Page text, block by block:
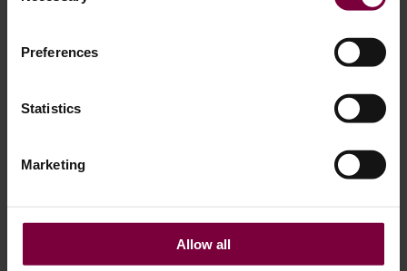
Preferences
Statistics
Marketing
Allow all